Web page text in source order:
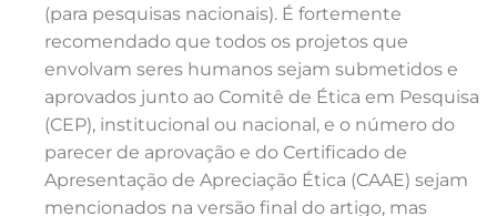
(para pesquisas nacionais). É fortemente
recomendado que todos os projetos que
envolvam seres humanos sejam submetidos e
aprovados junto ao Comitê de Ética em Pesquisa
(CEP), institucional ou nacional, e o número do
parecer de aprovação e do Certificado de
Apresentação de Apreciação Ética (CAAE) sejam
mencionados na versão final do artigo, mas